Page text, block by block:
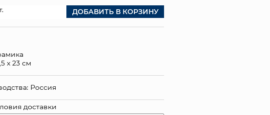
ДОБАВИТЬ В КОРЗИНУ
х 23 см
Россия
доставки